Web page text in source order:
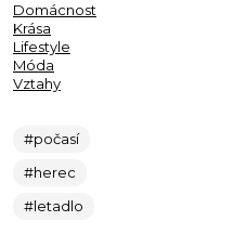
Domácnost
Krása
Lifestyle
Móda
Vztahy
#počasí
#herec
#letadlo